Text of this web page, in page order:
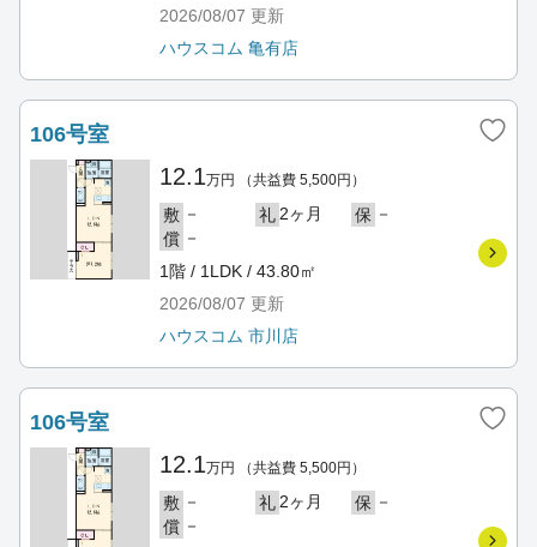
2026/08/07 更新
ハウスコム 亀有店
106号室
12.1万円 （共益費 5,500円）
敷 － 礼 2ヶ月 保 －
償 －
1階 / 1LDK / 43.80㎡
2026/08/07 更新
ハウスコム 市川店
106号室
12.1万円 （共益費 5,500円）
敷 － 礼 2ヶ月 保 －
償 －